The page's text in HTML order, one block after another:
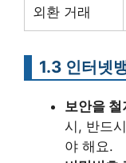
외환 거래
1.3 인터넷
보안을
시, 반드
야 해요.